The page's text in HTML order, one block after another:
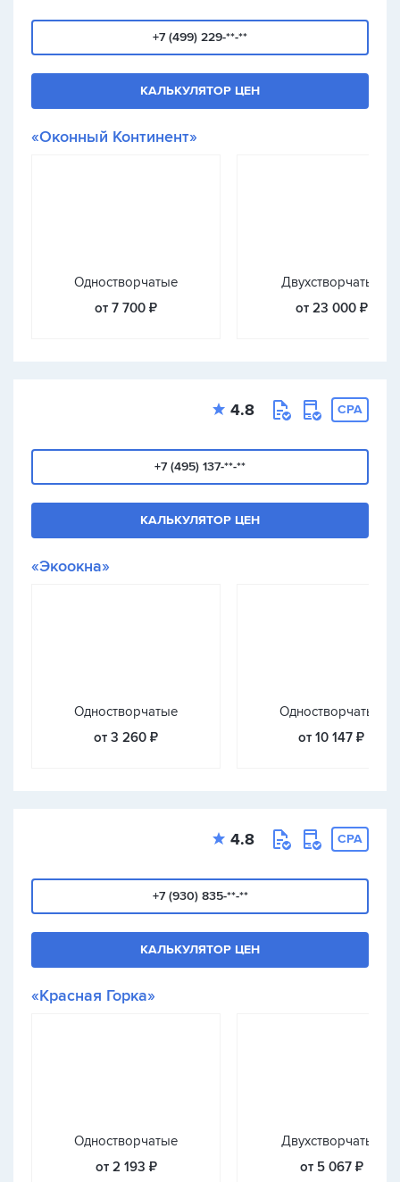
+7 (499) 229-**-**
КАЛЬКУЛЯТОР ЦЕН
«Оконный Континент»
Одностворчатые
от 7 700 ₽
Двухстворчатые
от 23 000 ₽
4.8 CPA
+7 (495) 137-**-**
КАЛЬКУЛЯТОР ЦЕН
«Экоокна»
Одностворчатые
от 3 260 ₽
Одностворчатые
от 10 147 ₽
4.8 CPA
+7 (930) 835-**-**
КАЛЬКУЛЯТОР ЦЕН
«Красная Горка»
Одностворчатые
от 2 193 ₽
Двухстворчатые
от 5 067 ₽